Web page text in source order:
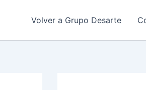
Volver a Grupo Desarte